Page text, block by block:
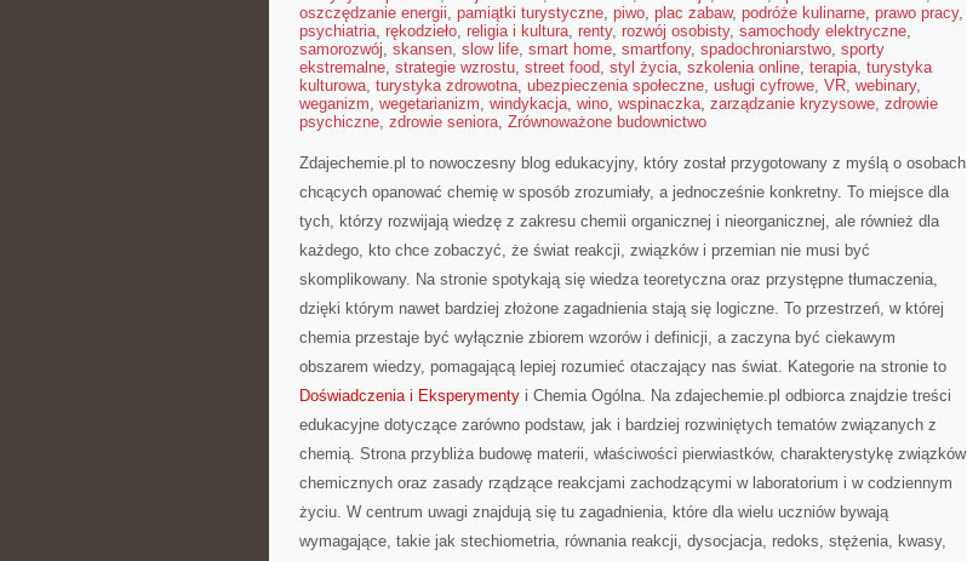
oszczędzanie energii, pamiątki turystyczne, piwo, plac zabaw, podróże kulinarne, prawo pracy,
psychiatria, rękodzieło, religia i kultura, renty, rozwój osobisty, samochody elektryczne,
samorozwój, skansen, slow life, smart home, smartfony, spadochroniarstwo, sporty
ekstremalne, strategie wzrostu, street food, styl życia, szkolenia online, terapia, turystyka
kulturowa, turystyka zdrowotna, ubezpieczenia społeczne, usługi cyfrowe, VR, webinary,
weganizm, wegetarianizm, windykacja, wino, wspinaczka, zarządzanie kryzysowe, zdrowie
psychiczne, zdrowie seniora, Zrównoważone budownictwo
Zdajechemie.pl to nowoczesny blog edukacyjny, który został przygotowany z myślą o osobach
chcących opanować chemię w sposób zrozumiały, a jednocześnie konkretny. To miejsce dla
tych, którzy rozwijają wiedzę z zakresu chemii organicznej i nieorganicznej, ale również dla
każdego, kto chce zobaczyć, że świat reakcji, związków i przemian nie musi być
skomplikowany. Na stronie spotykają się wiedza teoretyczna oraz przystępne tłumaczenia,
dzięki którym nawet bardziej złożone zagadnienia stają się logiczne. To przestrzeń, w której
chemia przestaje być wyłącznie zbiorem wzorów i definicji, a zaczyna być ciekawym
obszarem wiedzy, pomagającą lepiej rozumieć otaczający nas świat. Kategorie na stronie to
Doświadczenia i Eksperymenty i Chemia Ogólna. Na zdajechemie.pl odbiorca znajdzie treści
edukacyjne dotyczące zarówno podstaw, jak i bardziej rozwiniętych tematów związanych z
chemią. Strona przybliża budowę materii, właściwości pierwiastków, charakterystykę związków
chemicznych oraz zasady rządzące reakcjami zachodzącymi w laboratorium i w codziennym
życiu. W centrum uwagi znajdują się tu zagadnienia, które dla wielu uczniów bywają
wymagające, takie jak stechiometria, równania reakcji, dysocjacja, redoks, stężenia, kwasy,